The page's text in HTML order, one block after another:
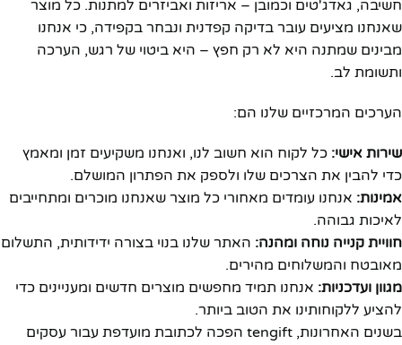
חשיבה, גאדג'טים וכמובן – אריזות ואביזרים למתנות. כל מוצר
שאנחנו מציעים עובר בדיקה קפדנית ונבחר בקפידה, כי אנחנו
מבינים שמתנה היא לא רק חפץ – היא ביטוי של רגש, הערכה
ותשומת לב.
הערכים המרכזיים שלנו הם:
שירות אישי: כל לקוח הוא חשוב לנו, ואנחנו משקיעים זמן ומאמץ
כדי להבין את הצרכים שלו ולספק את הפתרון המושלם.
אמינות: אנחנו עומדים מאחורי כל מוצר שאנחנו מוכרים ומתחייבים
לאיכות גבוהה.
חוויית קנייה נוחה ומהנה: האתר שלנו בנוי בצורה ידידותית, התשלום
מאובטח והמשלוחים מהירים.
מגוון ועדכניות: אנחנו תמיד מחפשים מוצרים חדשים ומעניינים כדי
להציע ללקוחותינו את הטוב ביותר.
בשנים האחרונות, tengift הפכה לכתובת מועדפת עבור עסקים